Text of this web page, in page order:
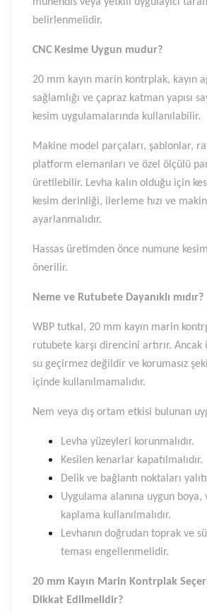
belirlenmelidir.
CNC Kesime Uygun mudur?
20 mm kayın marin kontrplak, kayın
sağlamlığı ve çapraz katman yapısı
kesim uygulamalarında kullanılabilir.
Makine model parçaları, şablonlar,
platform elemanları ve özel ölçülü
üretilebilir. Levha kalın olduğu için
kesim derinliği, ilerleme hızı ve
ayarlanmalıdır.
Hassas üretimden önce numune
önerilir.
Neme ve Rutubete Dayanıklı mıdır?
WBP tutkal, 20 mm kayın marin
rutubete karşı direncini artırır.
su geçirmez değildir ve korumasız
içinde kullanılmamalıdır.
Nem veya dış ortam etkisi bulunan
Levha yüzeyleri korunmalıdır.
Kesilen kenarlar kapatılmalıdır.
Delik ve bağlantı noktaları
Uygulama alanına uygun boya,
kaplama kullanılmalıdır.
Levhanın doğrudan toprak ve
teması engellenmelidir.
20 mm Kayın Marin Kontrplak
Dikkat Edilmelidir?